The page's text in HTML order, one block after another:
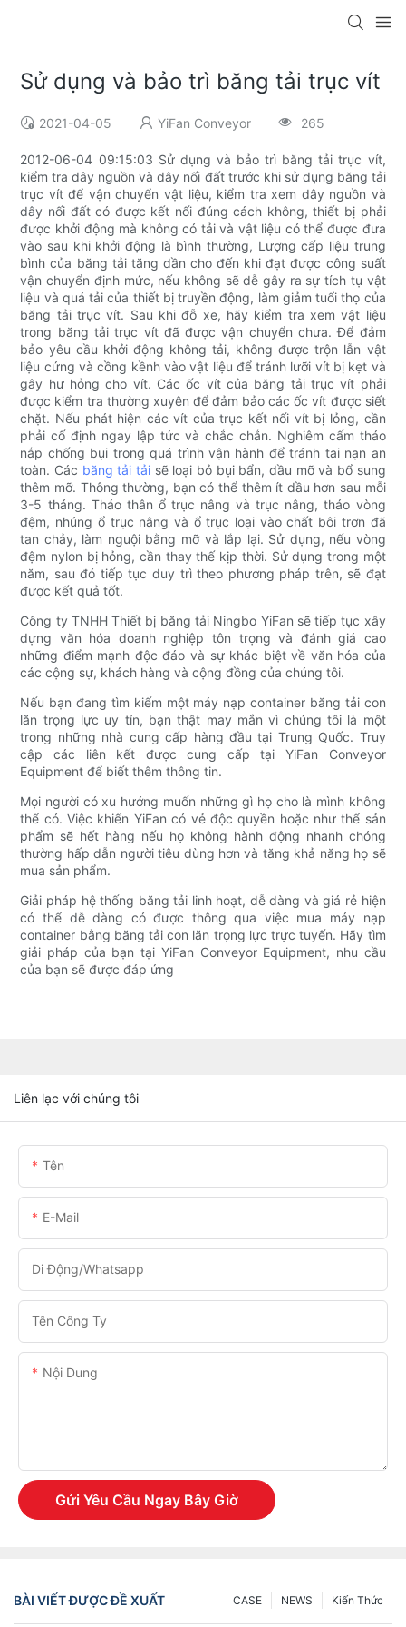
Sử dụng và bảo trì băng tải trục vít
2021-04-05 YiFan Conveyor 265
2012-06-04 09:15:03 Sử dụng và bảo trì băng tải trục vít,
kiểm tra dây nguồn và dây nối đất trước khi sử dụng băng tải
trục vít để vận chuyển vật liệu, kiểm tra xem dây nguồn và
dây nối đất có được kết nối đúng cách không, thiết bị phải
được khởi động mà không có tải và vật liệu có thể được đưa
vào sau khi khởi động là bình thường, Lượng cấp liệu trung
bình của băng tải tăng dần cho đến khi đạt được công suất
vận chuyển định mức, nếu không sẽ dễ gây ra sự tích tụ vật
liệu và quá tải của thiết bị truyền động, làm giảm tuổi thọ của
băng tải trục vít. Sau khi đỗ xe, hãy kiểm tra xem vật liệu
trong băng tải trục vít đã được vận chuyển chưa. Để đảm
bảo yêu cầu khởi động không tải, không được trộn lẫn vật
liệu cứng và cồng kềnh vào vật liệu để tránh lưỡi vít bị kẹt và
gây hư hỏng cho vít. Các ốc vít của băng tải trục vít phải
được kiểm tra thường xuyên để đảm bảo các ốc vít được siết
chặt. Nếu phát hiện các vít của trục kết nối vít bị lỏng, cần
phải cố định ngay lập tức và chắc chắn. Nghiêm cấm tháo
nắp chống bụi trong quá trình vận hành để tránh tai nạn an
toàn. Các băng tải tải sẽ loại bỏ bụi bẩn, dầu mỡ và bổ sung
thêm mỡ. Thông thường, bạn có thể thêm ít dầu hơn sau mỗi
3-5 tháng. Tháo thân ổ trục nâng và trục nâng, tháo vòng
đệm, nhúng ổ trục nâng và ổ trục loại vào chất bôi trơn đã
tan chảy, làm nguội bằng mỡ và lắp lại. Sử dụng, nếu vòng
đệm nylon bị hỏng, cần thay thế kịp thời. Sử dụng trong một
năm, sau đó tiếp tục duy trì theo phương pháp trên, sẽ đạt
được kết quả tốt.
Công ty TNHH Thiết bị băng tải Ningbo YiFan sẽ tiếp tục xây
dựng văn hóa doanh nghiệp tôn trọng và đánh giá cao
những điểm mạnh độc đáo và sự khác biệt về văn hóa của
các cộng sự, khách hàng và cộng đồng của chúng tôi.
Nếu bạn đang tìm kiếm một máy nạp container băng tải con
lăn trọng lực uy tín, bạn thật may mắn vì chúng tôi là một
trong những nhà cung cấp hàng đầu tại Trung Quốc. Truy
cập các liên kết được cung cấp tại YiFan Conveyor
Equipment để biết thêm thông tin.
Mọi người có xu hướng muốn những gì họ cho là mình không
thể có. Việc khiến YiFan có vẻ độc quyền hoặc như thể sản
phẩm sẽ hết hàng nếu họ không hành động nhanh chóng
thường hấp dẫn người tiêu dùng hơn và tăng khả năng họ sẽ
mua sản phẩm.
Giải pháp hệ thống băng tải linh hoạt, dễ dàng và giá rẻ hiện
có thể dễ dàng có được thông qua việc mua máy nạp
container bằng băng tải con lăn trọng lực trực tuyến. Hãy tìm
giải pháp của bạn tại YiFan Conveyor Equipment, nhu cầu
của bạn sẽ được đáp ứng
Liên lạc với chúng tôi
Tên
E-Mail
Di Động/Whatsapp
Tên Công Ty
Nội Dung
Gửi Yêu Cầu Ngay Bây Giờ
BÀI VIẾT ĐƯỢC ĐỀ XUẤT Kiến Thức
NEWS
CASE